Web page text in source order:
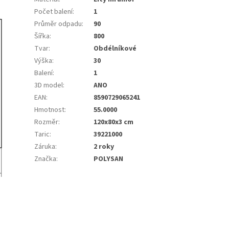
Počet balení:
1
Průměr odpadu:
90
Šířka:
800
Tvar:
Obdélníkové
Výška:
30
Balení:
1
3D model:
ANO
EAN:
8590729065241
Hmotnost:
55.0000
Rozměr:
120x80x3 cm
Taric:
39221000
Záruka:
2 roky
Značka: POLYSAN